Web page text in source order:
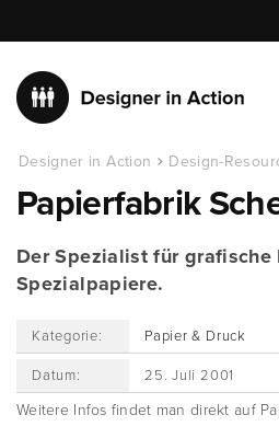
Designer in Action Design-
Papierfabrik
Der Spezialist für grafische
Spezialpapiere.
Kategorie: Papier & Druck
Datum: 25. Juli 2001
Weitere Infos findet man direkt auf